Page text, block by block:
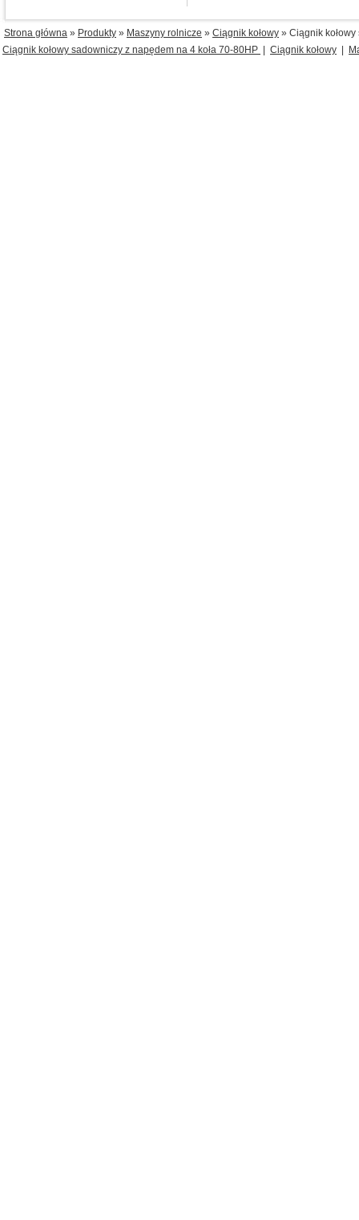
Strona główna » Produkty » Maszyny rolnicze » Ciągnik kołowy » Ciągnik
Ciągnik kołowy sadowniczy z napędem na 4 koła 70-80HP
Ciągnik kołowy